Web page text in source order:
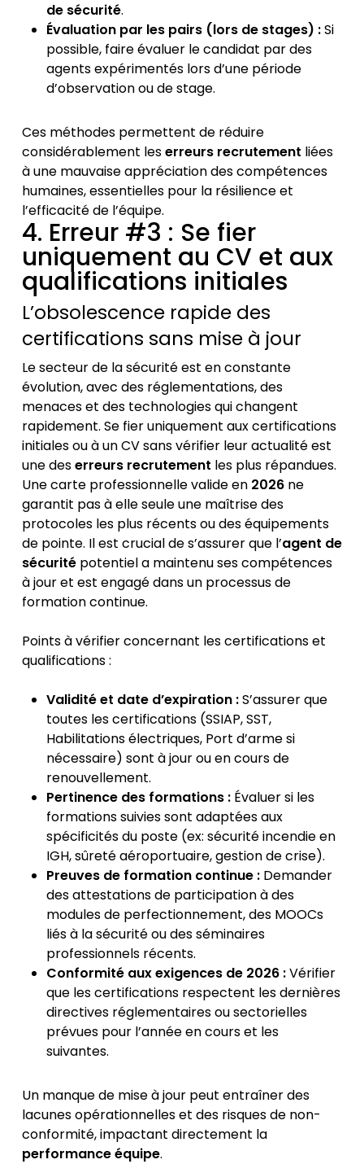
de sécurité.
Évaluation par les pairs (lors de stages) :Si
possible, faire évaluer le candidat par des
agents expérimentés lors d’une période
d’observation ou de stage.
Ces méthodes permettent de réduire
considérablement leserreurs recrutement liées
à une mauvaise appréciation des compétences
humaines, essentielles pour la résilience et
l’efficacité de l’équipe.
4. Erreur #3 : Se fier
uniquement au CV et aux
qualifications initiales
L’obsolescence rapide des
certifications sans mise à jour
Le secteur de la sécurité est en constante
évolution, avec des réglementations, des
menaces et des technologies qui changent
rapidement. Se fier uniquement aux certifications
initiales ou à un CV sans vérifier leur actualité est
une deserreurs recrutement les plus répandues.
Une carte professionnelle valide en 2026ne
garantit pas à elle seule une maîtrise des
protocoles les plus récents ou des équipements
de pointe. Il est crucial de s’assurer que l’agent de
sécuritépotentiel a maintenu ses compétences
à jour et est engagé dans un processus de
formation continue.
Points à vérifier concernant les certifications et
qualifications :
Validité et date d’expiration :S’assurer que
toutes les certifications (SSIAP, SST,
Habilitations électriques, Port d’arme si
nécessaire) sont à jour ou en cours de
renouvellement.
Pertinence des formations :Évaluer si les
formations suivies sont adaptées aux
spécificités du poste (ex: sécurité incendie en
IGH, sûreté aéroportuaire, gestion de crise).
Preuves de formation continue :Demander
des attestations de participation à des
modules de perfectionnement, des MOOCs
liés à la sécurité ou des séminaires
professionnels récents.
Conformité aux exigences de 2026 :Vérifier
que les certifications respectent les dernières
directives réglementaires ou sectorielles
prévues pour l’année en cours et les
suivantes.
Un manque de mise à jour peut entraîner des
lacunes opérationnelles et des risques de non-
conformité, impactant directement la
performance équipe.